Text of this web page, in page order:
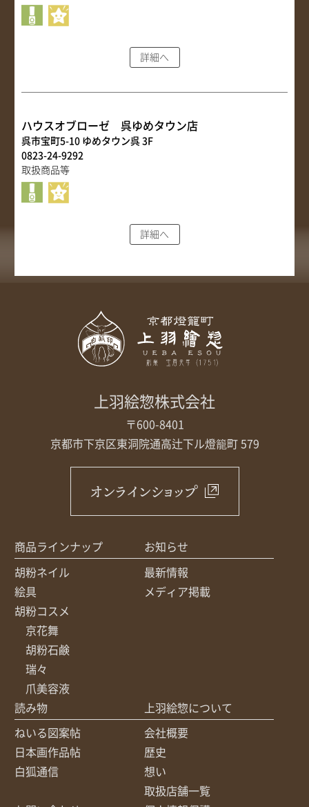
詳細へ
ハウスオブローゼ 呉ゆめタウン店
呉市宝町5-10 ゆめタウン呉 3F
0823-24-9292
取扱商品等
詳細へ
上羽絵惣株式会社
〒600-8401
京都市下京区東洞院通高辻下ル燈籠町 579
オンラインショップ
商品ラインナップ
胡粉ネイル
絵具
胡粉コスメ
京花舞
胡粉石鹸
瑞々
爪美容液
お知らせ
最新情報
メディア掲載
読み物
ねいる図案帖
日本画作品帖
白狐通信
上羽絵惣について
会社概要
歴史
想い
取扱店舗一覧